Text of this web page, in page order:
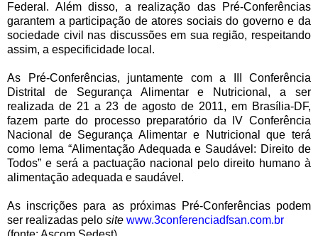
Federal. Além disso, a realização das Pré-Conferências
garantem a participação de atores sociais do governo e da
sociedade civil nas discussões em sua região, respeitando
assim, a especificidade local.
As Pré-Conferências, juntamente com a III Conferência
Distrital de Segurança Alimentar e Nutricional, a ser
realizada de 21 a 23 de agosto de 2011, em Brasília-DF,
fazem parte do processo preparatório da IV Conferência
Nacional de Segurança Alimentar e Nutricional que terá
como lema “Alimentação Adequada e Saudável: Direito de
Todos” e será a pactuação nacional pelo direito humano à
alimentação adequada e saudável.
As inscrições para as próximas Pré-Conferências podem
ser realizadas pelo site www.3conferenciadfsan.com.br